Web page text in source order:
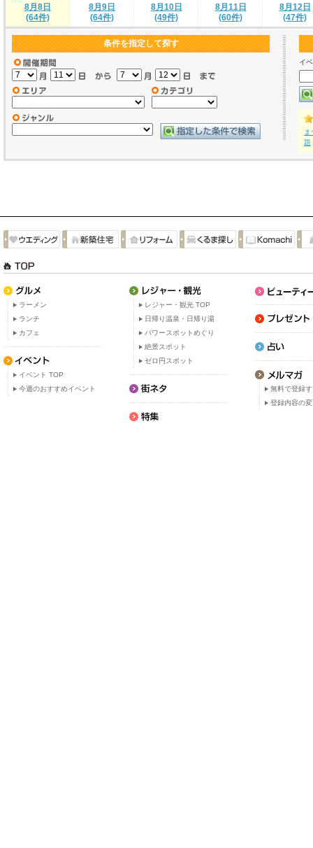
8月8日
(64件)
8月9日
(64件)
8月10日
(49件)
8月11日
(60件)
8月12日
(47件)
条件を指定して探す
イ
ま
題
ラーメン
ランチ
カフェ
イベント TOP
今週のおすすめイベント
レジャー・観光 TOP
日帰り温泉・日帰り湯
パワースポットめぐり
絶景スポット
ゼロ円スポット
無料で登録
登録内容の